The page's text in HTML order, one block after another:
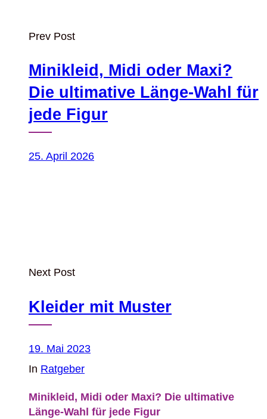
Prev Post
Minikleid, Midi oder Maxi?
Die ultimative Länge-Wahl für
jede Figur
25. April 2026
Next Post
Kleider mit Muster
19. Mai 2023
In Ratgeber
Minikleid, Midi oder Maxi? Die ultimative
Länge-Wahl für jede Figur